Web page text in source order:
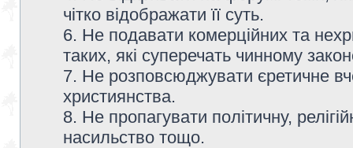
чітко відображати її суть.
6. Не подавати комерційних та
таких, які суперечать чинному
7. Не розповсюджувати єретичне
християнства.
8. Не пропагувати політичну,
насильство тощо.